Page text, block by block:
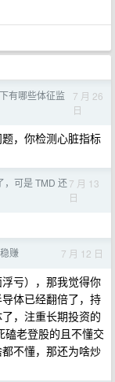
有哪些体征监
7 月 26
日
，你检测心脏指标
，可是 TMD 还 7 月 13
日
赚 7 月 12 日
亏），那我觉得你
体已经翻倍了，持
，注重长期投资的
磕老登股的且不懂交
不懂，那还为啥炒